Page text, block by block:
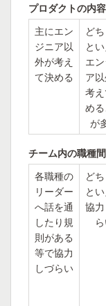
プロダクトの内
主にエン
ジニア以
外が考え
て決める
ど
と
エ
ア
考
め
が
チーム内の職種
各職種の
リーダー
へ話を通
したり規
則がある
等で協力
しづらい
ど
と
協